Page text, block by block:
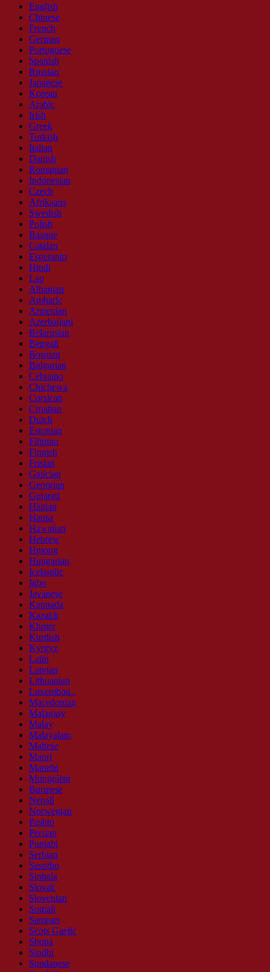
English
Chinese
French
German
Portuguese
Spanish
Russian
Japanese
Korean
Arabic
Irish
Greek
Turkish
Italian
Danish
Romanian
Indonesian
Czech
Afrikaans
Swedish
Polish
Basque
Catalan
Esperanto
Hindi
Lao
Albanian
Amharic
Armenian
Azerbaijani
Belarusian
Bengali
Bosnian
Bulgarian
Cebuano
Chichewa
Corsican
Croatian
Dutch
Estonian
Filipino
Finnish
Frisian
Galician
Georgian
Gujarati
Haitian
Hausa
Hawaiian
Hebrew
Hmong
Hungarian
Icelandic
Igbo
Javanese
Kannada
Kazakh
Khmer
Kurdish
Kyrgyz
Latin
Latvian
Lithuanian
Luxembou..
Macedonian
Malagasy
Malay
Malayalam
Maltese
Maori
Marathi
Mongolian
Burmese
Nepali
Norwegian
Pashto
Persian
Punjabi
Serbian
Sesotho
Sinhala
Slovak
Slovenian
Somali
Samoan
Scots Gaelic
Shona
Sindhi
Sundanese